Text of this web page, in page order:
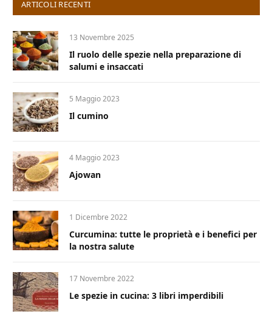
ARTICOLI RECENTI
13 Novembre 2025
Il ruolo delle spezie nella preparazione di
salumi e insaccati
5 Maggio 2023
Il cumino
4 Maggio 2023
Ajowan
1 Dicembre 2022
Curcumina: tutte le proprietà e i benefici per
la nostra salute
17 Novembre 2022
Le spezie in cucina: 3 libri imperdibili